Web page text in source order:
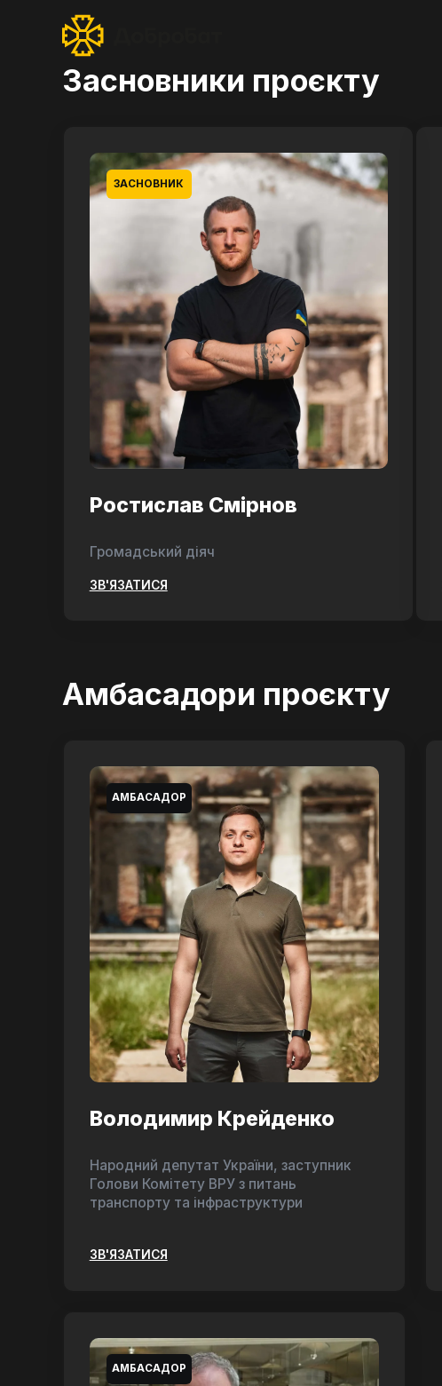
Засновники проєкту
ЗАСНОВНИК
Ростислав Смірнов
Громадський діяч
ЗВ'ЯЗАТИСЯ
Амбасадори проєкту
АМБАСАДОР
Володимир Крейденко
Народний депутат України, заступник
Голови Комітету ВРУ з питань
транспорту та інфраструктури
ЗВ'ЯЗАТИСЯ
АМБАСАДОР